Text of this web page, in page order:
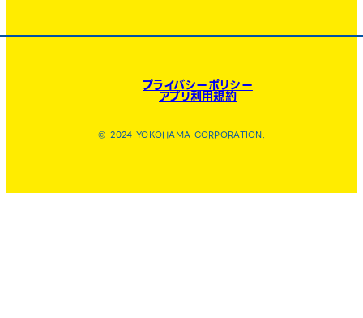
プライバシーポリシー
アプリ利用規約
© 2024 YOKOHAMA CORPORATION.